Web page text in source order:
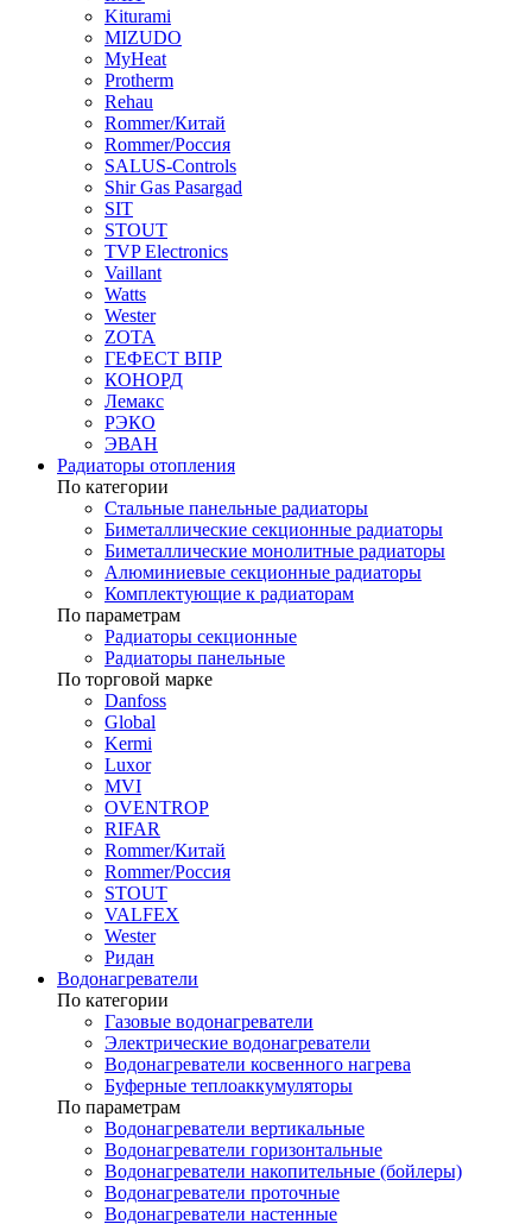
Kiturami
MIZUDO
MyHeat
Protherm
Rehau
Rommer/Китай
Rommer/Россия
SALUS-Controls
Shir Gas Pasargad
SIT
STOUT
TVP Electronics
Vaillant
Watts
Wester
ZOTA
ГЕФЕСТ ВПР
КОНОРД
Лемакс
РЭКО
ЭВАН
Радиаторы отопления
По категории
Стальные панельные радиаторы
Биметаллические секционные радиаторы
Биметаллические монолитные радиаторы
Алюминиевые секционные радиаторы
Комплектующие к радиаторам
По параметрам
Радиаторы секционные
Радиаторы панельные
По торговой марке
Danfoss
Global
Kermi
Luxor
MVI
OVENTROP
RIFAR​
Rommer/Китай
Rommer/Россия
STOUT
VALFEX
Wester
Ридан
Водонагреватели
По категории
Газовые водонагреватели
Электрические водонагреватели
Водонагреватели косвенного нагрева
Буферные теплоаккумуляторы
По параметрам
Водонагреватели вертикальные
Водонагреватели горизонтальные
Водонагреватели накопительные (бойлеры)
Водонагреватели проточные
Водонагреватели настенные